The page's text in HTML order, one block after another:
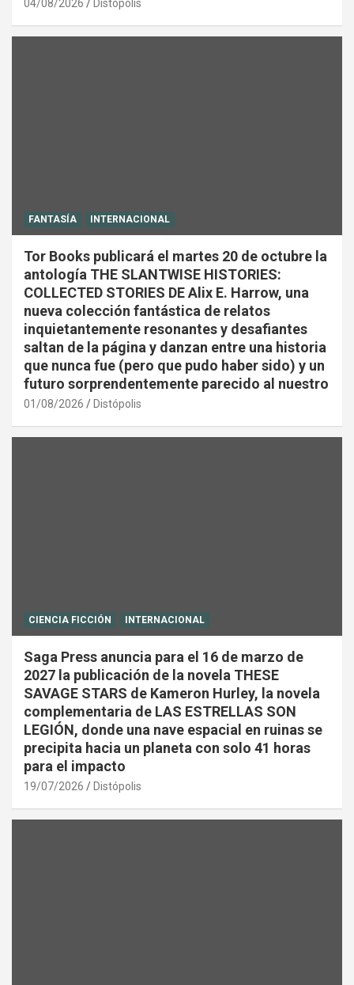
04/08/2026 Distópolis
FANTASÍA INTERNACIONAL
Tor Books publicará el martes 20 de octubre la
antología THE SLANTWISE HISTORIES:
COLLECTED STORIES DE Alix E. Harrow, una
nueva colección fantástica de relatos
inquietantemente resonantes y desafiantes
saltan de la página y danzan entre una historia
que nunca fue (pero que pudo haber sido) y un
futuro sorprendentemente parecido al nuestro
01/08/2026 Distópolis
CIENCIA FICCIÓN INTERNACIONAL
Saga Press anuncia para el 16 de marzo de
2027 la publicación de la novela THESE
SAVAGE STARS de Kameron Hurley, la novela
complementaria de LAS ESTRELLAS SON
LEGIÓN, donde una nave espacial en ruinas se
precipita hacia un planeta con solo 41 horas
para el impacto
19/07/2026 Distópolis